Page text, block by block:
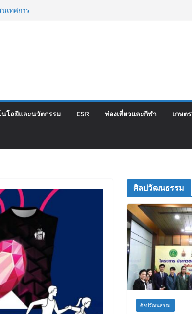
กท่องเที่ยว
ว่า 52
นโลยีและนวัตกรรม CSR ท่องเที่ยวและกีฬา เกษตร
ศิลปวัฒนธรรม
ศิลปวัฒนธรรม